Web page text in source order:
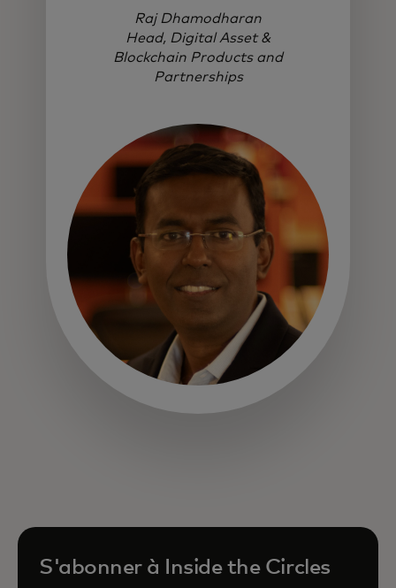
Raj Dhamodharan
Head, Digital Asset &
Blockchain Products and
Partnerships
s’ouvre dans un nouvel onglet
S'abonner à Inside the Circles